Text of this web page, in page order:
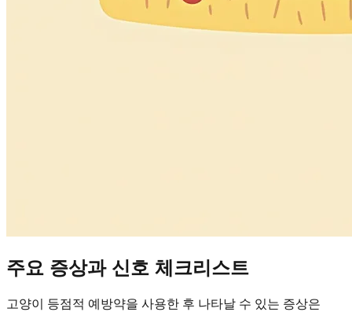
주요 증상과 신호 체크리스트
고양이 등점적 예방약을 사용한 후 나타날 수 있는 증상은